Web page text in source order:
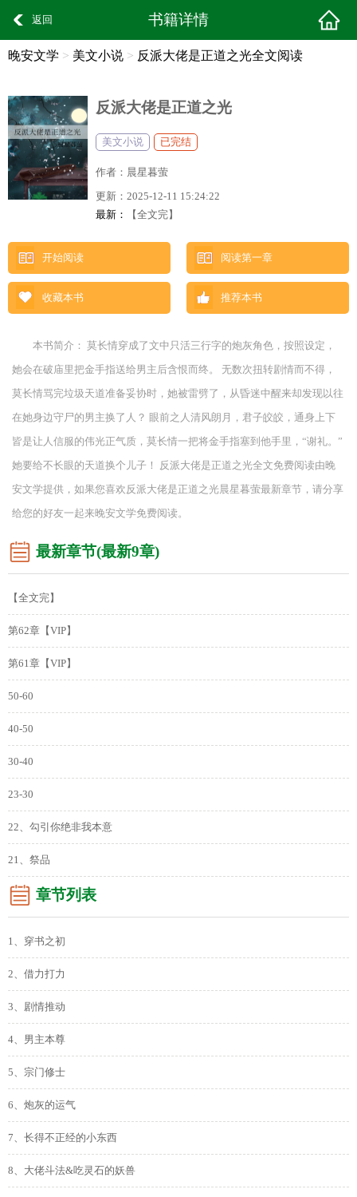
返回 书籍详情
晚安文学 > 美文小说 > 反派大佬是正道之光全文阅读
反派大佬是正道之光
美文小说 已完结
作者： 晨星暮萤
更新： 2025-12-11 15:24:22
最新：
【全文完】
开始阅读 阅读第一章
收藏本书 推荐本书
本书简介： 莫长情穿成了文中只活三行字的炮灰角色，按照设定，
她会在破庙里把金手指送给男主后含恨而终。 无数次扭转剧情而不得，
莫长情骂完垃圾天道准备妥协时，她被雷劈了，从昏迷中醒来却发现以往
在她身边守尸的男主换了人？ 眼前之人清风朗月，君子皎皎，通身上下
皆是让人信服的伟光正气质，莫长情一把将金手指塞到他手里，“谢礼。”
她要给不长眼的天道换个儿子！ 反派大佬是正道之光全文免费阅读由晚
安文学提供，如果您喜欢反派大佬是正道之光晨星暮萤最新章节，请分享
给您的好友一起来晚安文学免费阅读。
最新章节(最新9章)
【全文完】
第62章【VIP】
第61章【VIP】
50-60
40-50
30-40
23-30
22、勾引你绝非我本意
21、祭品
章节列表
1、穿书之初
2、借力打力
3、剧情推动
4、男主本尊
5、宗门修士
6、炮灰的运气
7、长得不正经的小东西
8、大佬斗法&吃灵石的妖兽